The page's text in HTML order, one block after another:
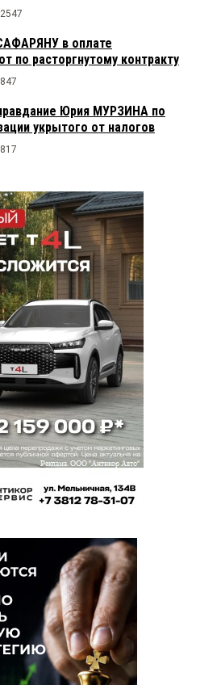
2547
в оплате
по расторгнутому контракту
847
Юрия МУРЗИНА по
укрытого от налогов
817